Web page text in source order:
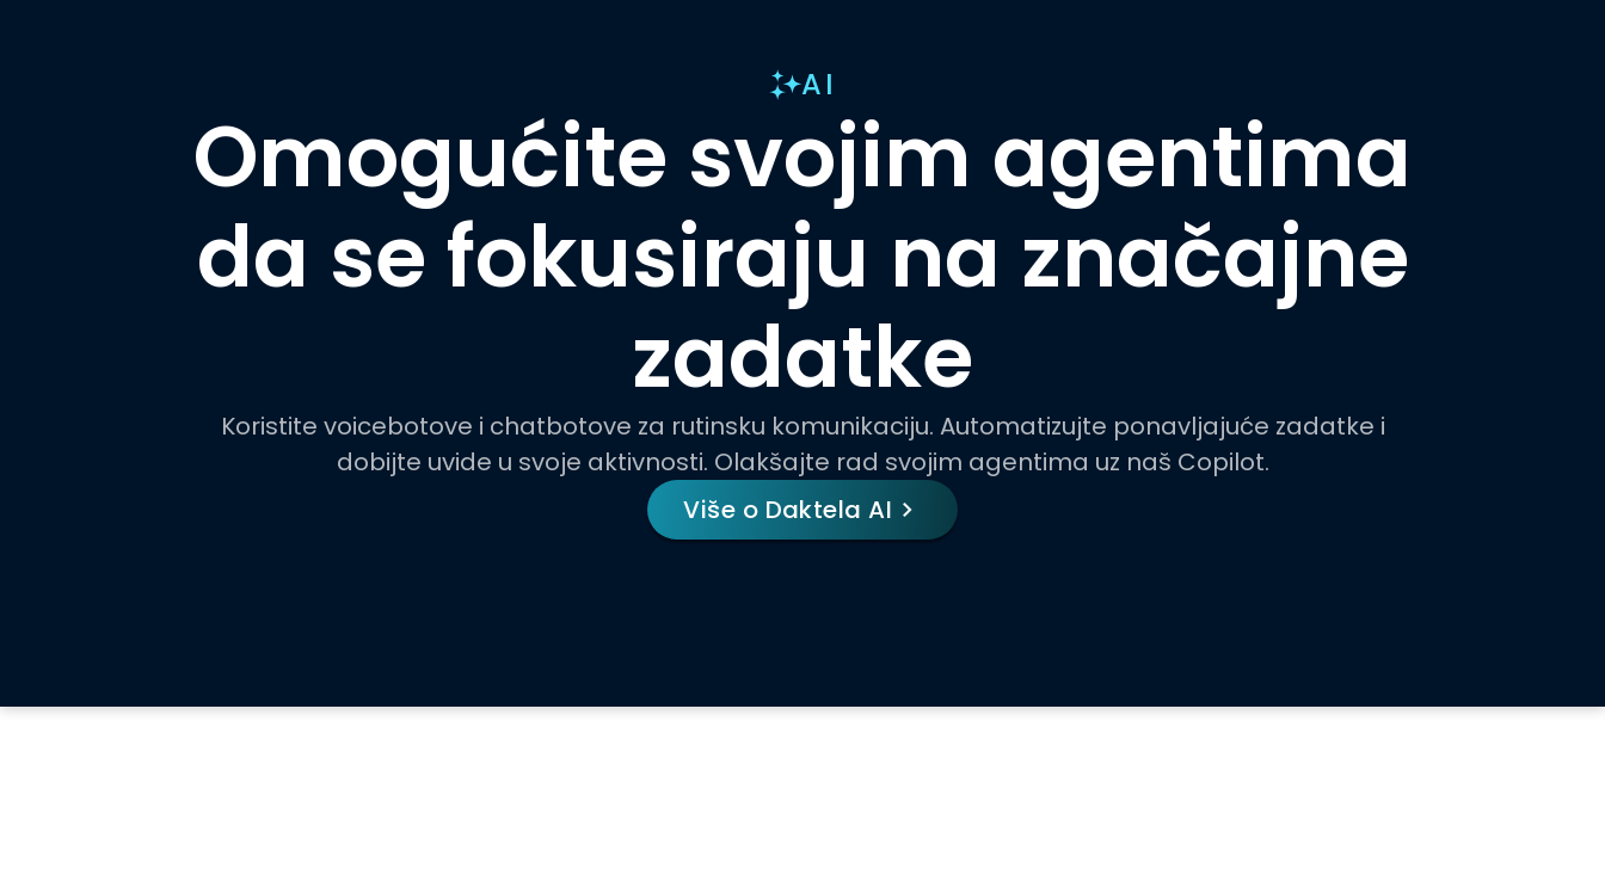
AI
Omogućite svojim agentima
da se fokusiraju na značajne
zadatke
Koristite voicebotove i chatbotove za rutinsku komunikaciju. Automatizujte ponavljajuće zadatke i
dobijte uvide u svoje aktivnosti. Olakšajte rad svojim agentima uz naš Copilot.
Više o Daktela AI